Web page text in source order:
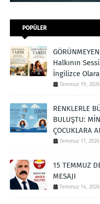
POPÜLER
Halkının
İngilizce
Temmuz 19, 2026
RENKLERLE
BULUŞTU:
ÇOCUKLARA
Temmuz 17, 2026
15 TEMMUZ
MESAJI
Temmuz 14, 2026